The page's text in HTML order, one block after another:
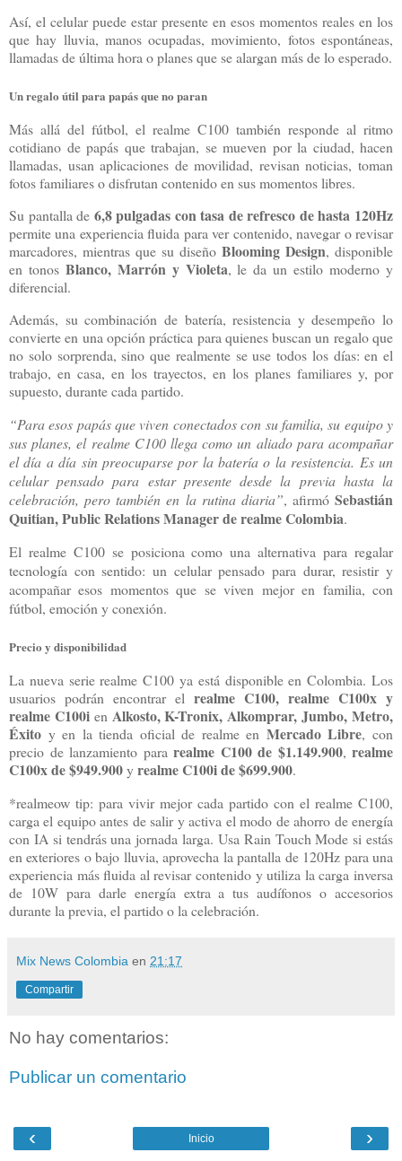
Así, el celular puede estar presente en esos momentos reales en los
que hay lluvia, manos ocupadas, movimiento, fotos espontáneas,
llamadas de última hora o planes que se alargan más de lo esperado.
Un regalo útil para papás que no paran
Más allá del fútbol, el realme C100 también responde al ritmo
cotidiano de papás que trabajan, se mueven por la ciudad, hacen
llamadas, usan aplicaciones de movilidad, revisan noticias, toman
fotos familiares o disfrutan contenido en sus momentos libres.
Su pantalla de 6,8 pulgadas con tasa de refresco de hasta 120Hz
permite una experiencia fluida para ver contenido, navegar o revisar
marcadores, mientras que su diseño Blooming Design, disponible
en tonos Blanco, Marrón y Violeta, le da un estilo moderno y
diferencial.
Además, su combinación de batería, resistencia y desempeño lo
convierte en una opción práctica para quienes buscan un regalo que
no solo sorprenda, sino que realmente se use todos los días: en el
trabajo, en casa, en los trayectos, en los planes familiares y, por
supuesto, durante cada partido.
“Para esos papás que viven conectados con su familia, su equipo y
sus planes, el realme C100 llega como un aliado para acompañar
el día a día sin preocuparse por la batería o la resistencia. Es un
celular pensado para estar presente desde la previa hasta la
celebración, pero también en la rutina diaria”, afirmó Sebastián
Quitian, Public Relations Manager de realme Colombia.
El realme C100 se posiciona como una alternativa para regalar
tecnología con sentido: un celular pensado para durar, resistir y
acompañar esos momentos que se viven mejor en familia, con
fútbol, emoción y conexión.
Precio y disponibilidad
La nueva serie realme C100 ya está disponible en Colombia. Los
usuarios podrán encontrar el realme C100, realme C100x y
realme C100ien Alkosto, K-Tronix, Alkomprar, Jumbo, Metro,
Éxito y en la tienda oficial de realme en Mercado Libre, con
precio de lanzamiento para realme C100 de $1.149.900, realme
C100x de $949.900yrealme C100i de $699.900.
*realmeow tip: para vivir mejor cada partido con el realme C100,
carga el equipo antes de salir y activa el modo de ahorro de energía
con IA si tendrás una jornada larga. Usa Rain Touch Mode si estás
en exteriores o bajo lluvia, aprovecha la pantalla de 120Hz para una
experiencia más fluida al revisar contenido y utiliza la carga inversa
de 10W para darle energía extra a tus audífonos o accesorios
durante la previa, el partido o la celebración.
Mix News Colombia en 21:17
Compartir
No hay comentarios:
Publicar un comentario
‹ ›
Inicio